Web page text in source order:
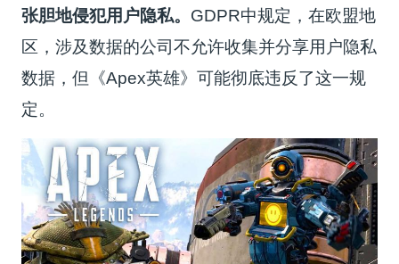
张胆地侵犯用户隐私。 GDPR中规定，在欧盟地
区，涉及数据的公司不允许收集并分享用户隐私
数据，但《Apex英雄》可能彻底违反了这一规
定。